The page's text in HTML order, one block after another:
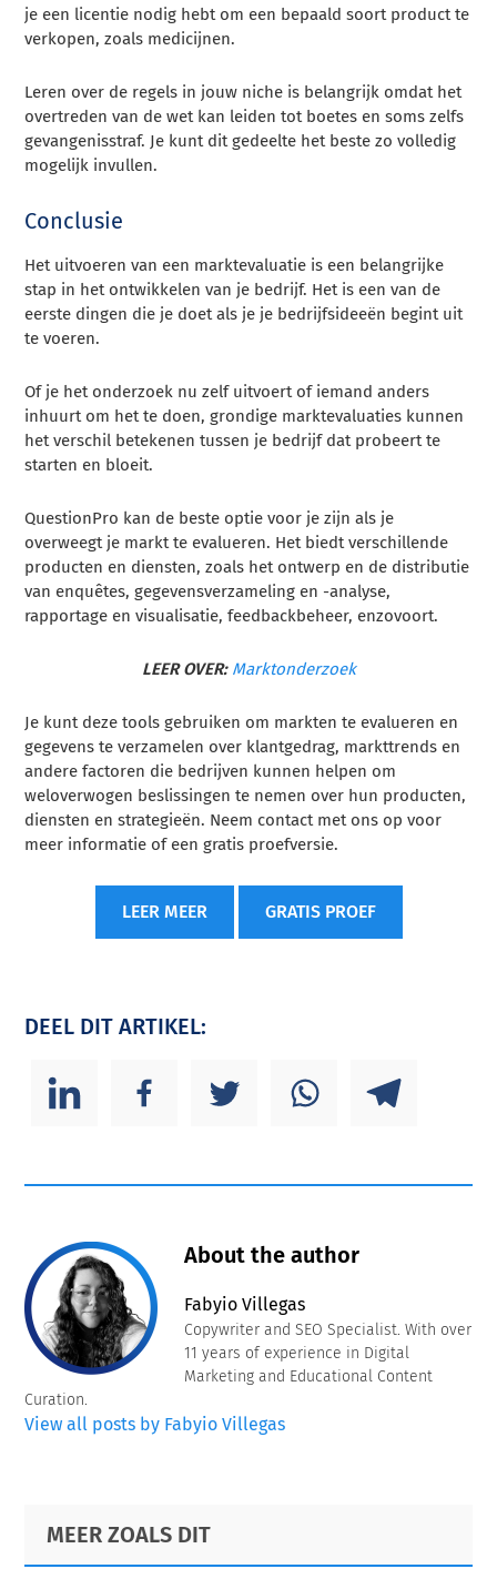
je een licentie nodig hebt om een bepaald soort product te
verkopen, zoals medicijnen.
Leren over de regels in jouw niche is belangrijk omdat het
overtreden van de wet kan leiden tot boetes en soms zelfs
gevangenisstraf. Je kunt dit gedeelte het beste zo volledig
mogelijk invullen.
Conclusie
Het uitvoeren van een marktevaluatie is een belangrijke
stap in het ontwikkelen van je bedrijf. Het is een van de
eerste dingen die je doet als je je bedrijfsideeën begint uit
te voeren.
Of je het onderzoek nu zelf uitvoert of iemand anders
inhuurt om het te doen, grondige marktevaluaties kunnen
het verschil betekenen tussen je bedrijf dat probeert te
starten en bloeit.
QuestionPro kan de beste optie voor je zijn als je
overweegt je markt te evalueren. Het biedt verschillende
producten en diensten, zoals het ontwerp en de distributie
van enquêtes, gegevensverzameling en -analyse,
rapportage en visualisatie, feedbackbeheer, enzovoort.
LEER OVER: Marktonderzoek
Je kunt deze tools gebruiken om markten te evalueren en
gegevens te verzamelen over klantgedrag, markttrends en
andere factoren die bedrijven kunnen helpen om
weloverwogen beslissingen te nemen over hun producten,
diensten en strategieën. Neem contact met ons op voor
meer informatie of een gratis proefversie.
LEER MEER GRATIS PROEF
DEEL DIT ARTIKEL:
About the author
Fabyio Villegas
Copywriter and SEO Specialist. With over
11 years of experience in Digital
Marketing and Educational Content
Curation.
View all posts by Fabyio Villegas
Primary
Sidebar
Footer
MEER ZOALS DIT